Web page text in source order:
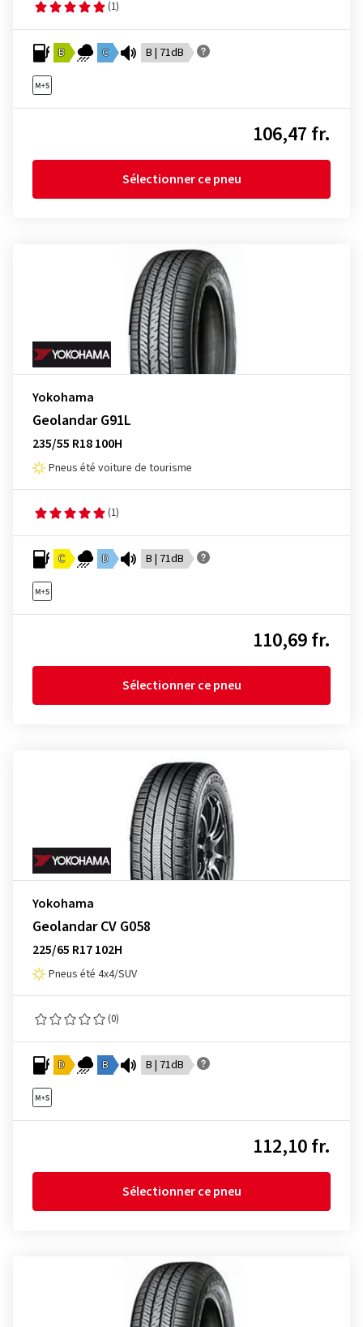
(1)
B C B | 71dB
106,47 fr.
Sélectionner ce pneu
Yokohama
Geolandar G91L
235/55 R18 100H
Pneus été voiture de tourisme
(1)
C D B | 71dB
110,69 fr.
Sélectionner ce pneu
Yokohama
Geolandar CV G058
225/65 R17 102H
Pneus été 4x4/SUV
(0)
D B B | 71dB
112,10 fr.
Sélectionner ce pneu